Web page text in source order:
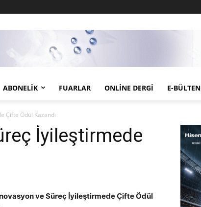
ABONELIK FUARLAR ONLINE DERGI E-BÜLTEN
Çifte Ödül Kazandı
İyileştirmede
ve Süreç İyileştirmede Çifte Ödül